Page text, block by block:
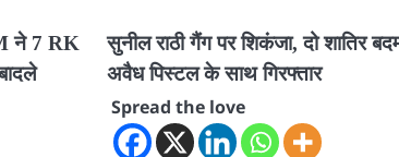
ने 7 RK
सुनील राठी गैंग पर शिकंजा, दो शातिर
अवैध पिस्टल के साथ गिरफ्तार
Spread the love